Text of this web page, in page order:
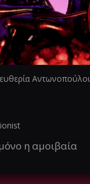
η αμοιβαία